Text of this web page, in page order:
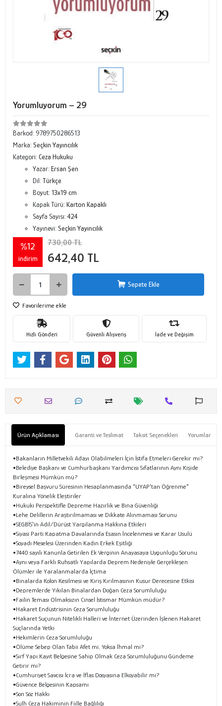
Yorumluyorum – 29
Barkod: 9789750286513
Marka: Seçkin Yayıncılık
Kategori: Ceza Hukuku
Yazar: Ersan Şen
Dil: Türkçe
Boyut: 13x19 cm
Kapak Türü: Karton Kapaklı
Sayfa Sayısı:424
Yayınevi: Seçkin Yayıncılık
%12
indirim
730,00 TL
642,40 TL
Sepete Ekle
Favorilerime ekle
Hızlı Gönderi Güvenli Alışveriş İade ve Değişim
Ürün Açıklaması Garanti ve Teslimat Taksit Seçenekleri Yorumlar
•Bakanların Milletvekili Adayı Olabilmeleri İçin İstifa Etmeleri Gerekir mi?
•Belediye Başkanı ve Cumhurbaşkanı Yardımcısı Sıfatlarının Aynı Kişide
Birleşmesi Mümkün mü?
•Bireysel Başvuru Süresinin Hesaplanmasında "UYAP'tan Öğrenme"
Kuralına Yönelik Eleştiriler
•Hukuki Perspektifle Depreme Hazırlık ve Bina Güvenliği
•Lehe Delillerin Araştırılmaması ve Dikkate Alınmaması Sorunu
•SEGBİS'in Adil/Dürüst Yargılanma Hakkına Etkileri
•Siyasi Parti Kapatma Davalarında Esasın İncelenmesi ve Karar Usulü
•Soyadı Meselesi Üzerinden Kadın Erkek Eşitliği
•7440 sayılı Kanunla Getirilen Ek Verginin Anayasaya Uygunluğu Sorunu
•Aynı veya Farklı Ruhsatlı Yapılarda Deprem Nedeniyle Gerçekleşen
Ölümler ile Yaralanmalarda İçtima
•Binalarda Kolon Kesilmesi ve Kiriş Kırılmasının Kusur Derecesine Etkisi
•Depremlerde Yıkılan Binalardan Doğan Ceza Sorumluluğu
•Failin Teması Olmaksızın Cinsel İstismar Mümkün müdür?
•Hakaret Endüstrisinin Ceza Sorumluluğu
•Hakaret Suçunun Nitelikli Halleri ve İnternet Üzerinden İşlenen Hakaret
Suçlarında Yetki
•Hekimlerin Ceza Sorumluluğu
•Ölüme Sebep Olan Tabii Afet mi, Yoksa İhmal mi?
•Sırf Yapı Kayıt Belgesine Sahip Olmak Ceza Sorumluluğunu Gündeme
Getirir mi?
•Cumhuriyet Savcısı İcra ve İflas Dosyasına Elkoyabilir mi?
•Güvence Belgesinin Kapsamı
•Son Söz Hakkı
•Sulh Ceza Hakiminin Fiille Bağlılığı